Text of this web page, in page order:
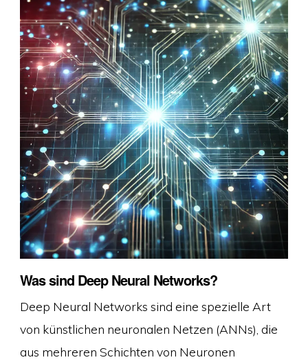
Was sind Deep Neural Networks?
Deep Neural Networks sind eine spezielle Art
von künstlichen neuronalen Netzen (ANNs), die
aus mehreren Schichten von Neuronen